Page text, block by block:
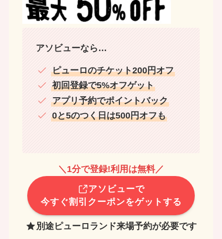
アソビューなら…
ピューロのチケット200円オフ
初回登録で5%オフゲット
アプリ予約でポイントバック
0と5のつく日は500円オフも
＼1分で登録!利用は無料／
アソビューで
今すぐ割引クーポンをゲットする
別途ピューロランド来場予約が必要です